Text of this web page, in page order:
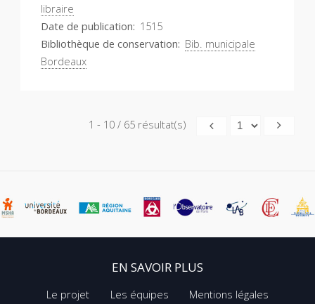
libraire
Date de publication 1515
Bibliothèque de conservation Bib. municipale
Bordeaux
1 - 10 / 65 résultat(s)
EN SAVOIR PLUS
Le projet Les équipes Mentions légales